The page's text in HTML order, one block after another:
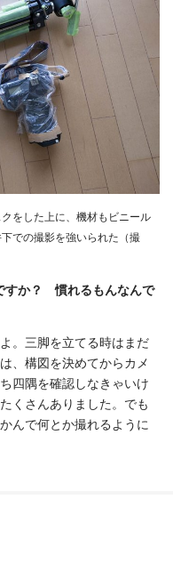
をした上に、機材もビニール
での撮影を強いられた（撮
すか？ 慣れるもんなんで
。三脚を立てる時はまだ
、構図を決めてからカメ
四隅を確認しなきゃいけ
くさんありました。でも
んで何とか撮れるように